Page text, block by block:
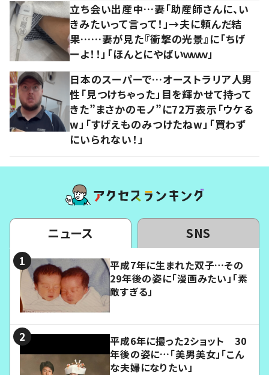
立ち会い出産中…妻「助産師さんに、い
きみたいって言って！」→夫に頼んだ結
果……妻が見た『衝撃の光景』に「ちげ
ーよ！！」「ほんとにやばいｗｗｗ」
日本のスーパーで…オーストラリア人男
性「見つけちゃった」目を輝かせて持って
きた”まさかのモノ”に72万表示「ウケる
w」「すげえものみつけたねw」「買わず
にいられない！」
ニュース SNS
平成7年に生まれた双子…その
29年後の姿に「漫画みたい」「素
敵すぎる」
平成6年に撮った2ショット 30
年後の姿に…「美男美女」「こん
な夫婦になりたい」